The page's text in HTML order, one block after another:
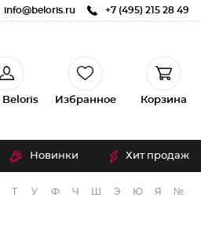
info@beloris.ru +7 (495) 215 28 49
Избранное Корзина
Новинки Хит продаж
Т У Ф Ч Э Ю Я №